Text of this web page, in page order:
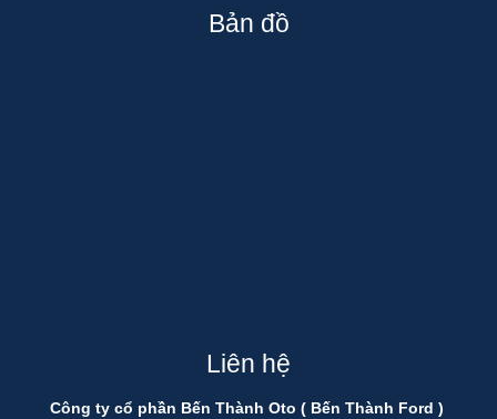
Bản đồ
Liên hệ
Công ty cổ phần Bến Thành Oto ( Bến Thành Ford )